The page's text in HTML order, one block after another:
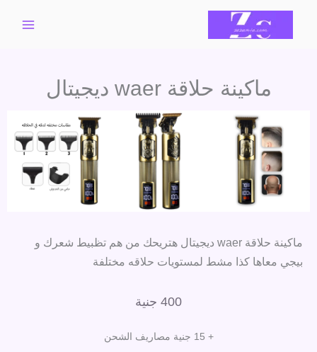
تخطي
ماكينة حلاقة waer ديجيتال
ماكينة حلاقة waer ديجيتال هتريحك من هم تظبيط شعرك و
بيجي معاها كذا مشط لمستويات حلاقه مختلفة
400 جنية
+ 15 جنية مصاريف الشحن